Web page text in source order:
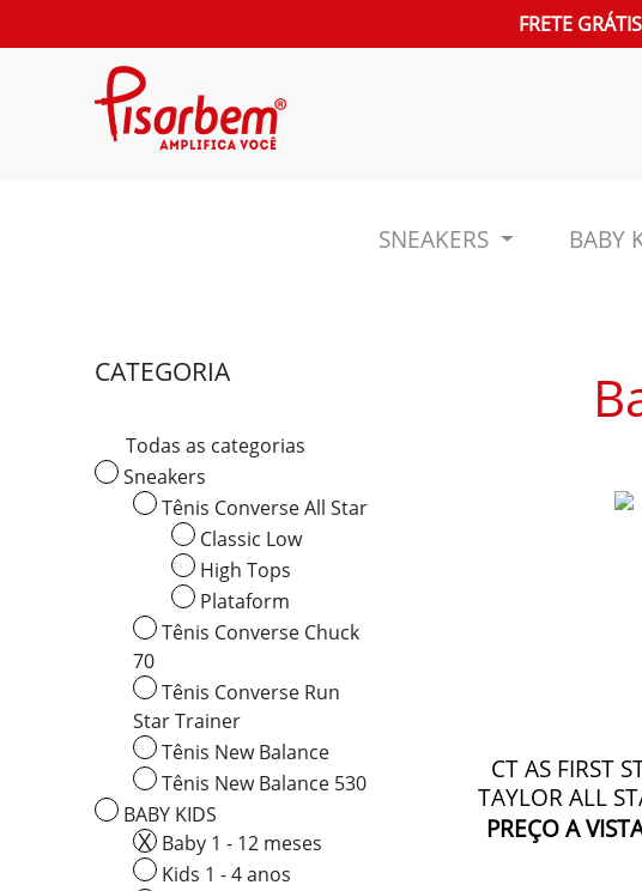
FRETE GRÁTIS
SNEAKERS BABY
CATEGORIA
Todas as categorias
Sneakers
Tênis Converse All Star
Classic Low
High Tops
Plataform
Tênis Converse Chuck
70
Tênis Converse Run
Star Trainer
Tênis New Balance
Tênis New Balance 530
BABY KIDS
Baby 1 - 12 meses
Kids 1 - 4 anos
CT AS FIRST
TAYLOR ALL
ALL
PREÇO A